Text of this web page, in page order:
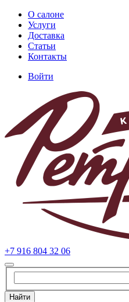
Перейти
основному
содержанию
Основная
навигация
О салоне
Услуги
Доставка
Статьи
Контакты
учётной
записи
пользователя
Войти
+7 916 804 32 06
Найти